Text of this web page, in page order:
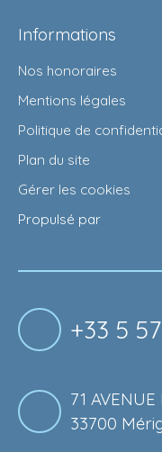
Informations
Nos honoraires
Mentions légales
Politique de
Plan du site
Gérer les cookies
Propulsé par
+33 5
71
33700